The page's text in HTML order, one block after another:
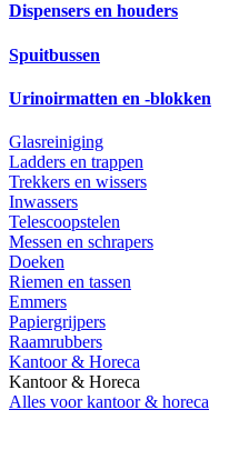
Dispensers en houders
Spuitbussen
Urinoirmatten en -blokken
Glasreiniging
Ladders en trappen
Trekkers en wissers
Inwassers
Telescoopstelen
Messen en schrapers
Doeken
Riemen en tassen
Emmers
Papiergrijpers
Raamrubbers
Kantoor & Horeca
Kantoor & Horeca
Alles voor kantoor & horeca